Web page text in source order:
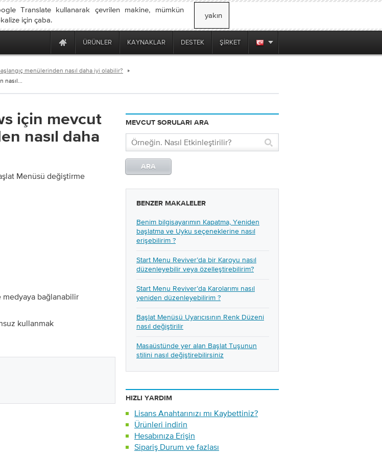
Translate kullanarak çevrilen makine, mümkün
için çaba.
yakın
ÜRÜNLER KAYNAKLAR DESTEK ŞIRKET
​​menülerinden nasıl daha iyi olabilir?
nasıl...
için mevcut
nasıl daha
Menüsü değiştirme
medyaya bağlanabilir
kullanmak
MEVCUT SORULARI ARA
BENZER MAKALELER
Benim bilgisayarımın Kapatma, Yeniden
başlatma ve Uyku seçeneklerine nasıl
erişebilirim ?
Start Menu Reviver’da bir Karoyu nasıl
düzenleyebilir veya özelleştirebilirim?
Start Menu Reviver’da Karolarımı nasıl
yeniden düzenleyebilirim ?
Başlat Menüsü Uyarıcısının Renk Düzeni
nasıl değiştirilir
Masaüstünde yer alan Başlat Tuşunun
stilini nasıl değiştirebilirsiniz
HIZLI YARDIM
Lisans Anahtarınızı mı Kaybettiniz?
Ürünleri indirin
Hesabınıza Erişin
Sipariş Durum ve fazlası